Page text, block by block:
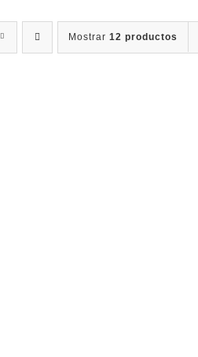
Mostrar 12 productos